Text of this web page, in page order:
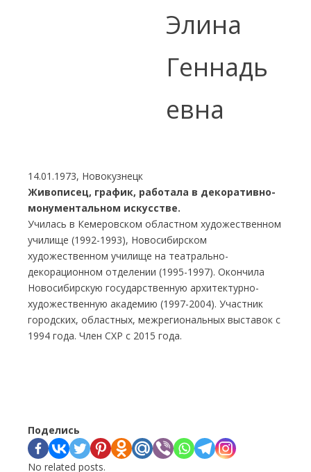
Элина
Геннадь
евна
14.01.1973, Новокузнецк
Живописец, график, работала в декоративно-
монументальном искусстве.
Училась в Кемеровском областном художественном
училище (1992-1993), Новосибирском
художественном училище на театрально-
декорационном отделении (1995-1997). Окончила
Новосибирскую государственную архитектурно-
художественную академию (1997-2004). Участник
городских, областных, межрегиональных выставок с
1994 года. Член СХР с 2015 года.
Поделись
No related posts.